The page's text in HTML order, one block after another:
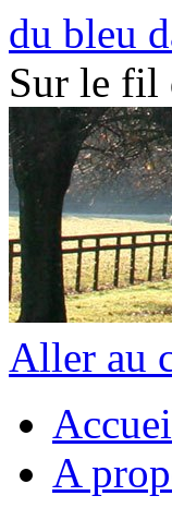
du bleu
Sur le fil
Aller au
A